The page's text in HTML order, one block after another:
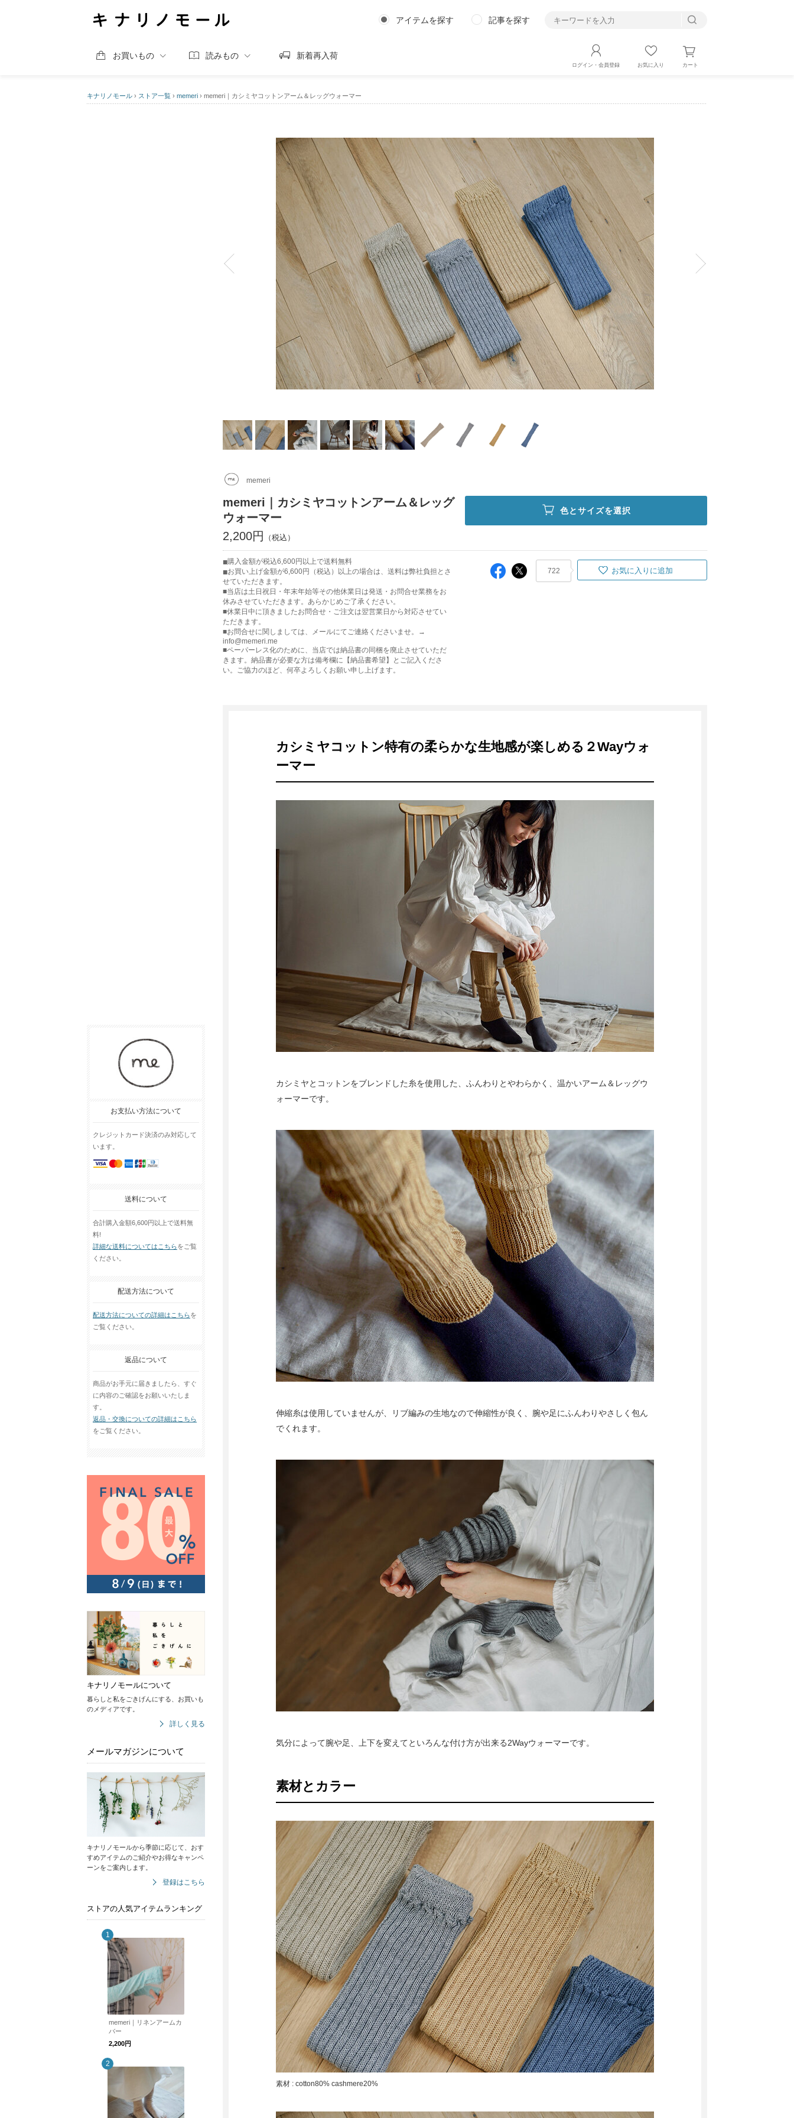
アイテムを探す 記事を探す
お買いもの 読みもの 新着再入荷
ログイン・会員登録 お気に入り カート
キナリノモール › ストア一覧 › memeri › memeri｜カシミヤコットンアーム＆レッグウォーマー
お支払い方法について
クレジットカード決済のみ対応して
います。
送料について
合計購入金額6,600円以上で送料無
料!
詳細な送料についてはこちらをご覧
ください。
配送方法について
配送方法についての詳細はこちらを
ご覧ください。
返品について
商品がお手元に届きましたら、すぐ
に内容のご確認をお願いいたしま
す。
返品・交換についての詳細はこちら
をご覧ください。
キナリノモールについて
暮らしと私をごきげんにする、お買いも
のメディアです。
詳しく見る
メールマガジンについて
キナリノモールから季節に応じて、おす
すめアイテムのご紹介やお得なキャンペ
ーンをご案内します。
登録はこちら
ストアの人気アイテムランキング
memeri｜リネンアームカ
バー
2,200円
memeri
memeri｜カシミヤコットンアーム＆レッグ
ウォーマー
2,200円
色とサイズを選択
購入金額が税込6,600円以上で送料無料
お買い上げ金額が6,600円（税込）以上の場合は、送料は弊社負担とさ
せていただきます。
■当店は土日祝日・年末年始等その他休業日は発送・お問合せ業務をお
休みさせていただきます。あらかじめご了承ください。
■休業日中に頂きましたお問合せ・ご注文は翌営業日から対応させてい
ただきます。
■お問合せに関しましては、メールにてご連絡くださいませ。→
info@memeri.me
■ペーパーレス化のために、当店では納品書の同梱を廃止させていただ
きます。納品書が必要な方は備考欄に【納品書希望】とご記入くださ
い。ご協力のほど、何卒よろしくお願い申し上げます。
722 お気に入りに追加
カシミヤコットン特有の柔らかな生地感が楽しめる２Wayウォ
ーマー
カシミヤとコットンをブレンドした糸を使用した、ふんわりとやわらかく、温かいアーム＆レッグウ
ォーマーです。
伸縮糸は使用していませんが、リブ編みの生地なので伸縮性が良く、腕や足にふんわりやさしく包ん
でくれます。
気分によって腕や足、上下を変えてといろんな付け方が出来る2Wayウォーマーです。
素材とカラー
素材 : cotton80% cashmere20%